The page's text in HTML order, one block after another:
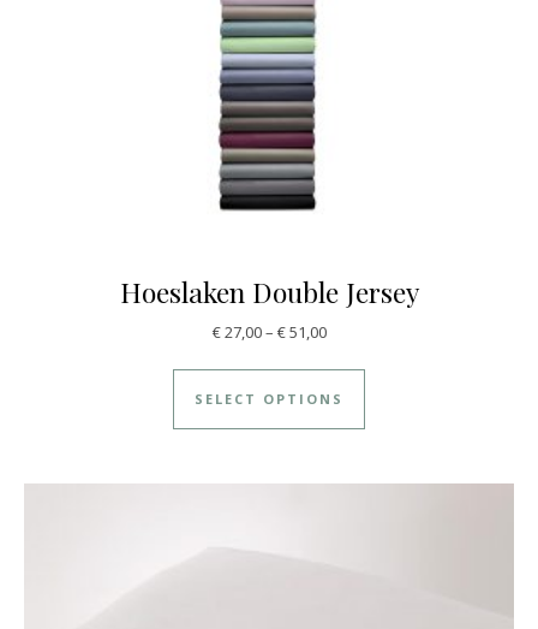
Hoeslaken Double Jersey
€27,00– €51,00
SELECT OPTIONS